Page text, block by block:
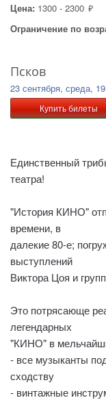
Цена: 1300 - 2300 руб.
Ограничение по
Псков
23 сентября, среда,
Купить билеты
Единственный
театра!
"История КИНО"
времени, в
далекие 80-е;
выступлений
Виктора Цоя и
Это потрясающе
легендарных
"КИНО" в
- все музыканты
сходству
- винтажные